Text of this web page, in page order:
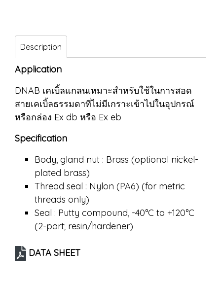
Description
Application
DNAB เคเบิ้ลแกลนเหมาะสำหรับใช้ในการสอด
สายเคเบิ้ลธรรมดาที่ไม่มีเกราะเข้าไปในอุปกรณ์
หรือกล่อง Ex db หรือ Ex eb
Specification
Body, gland nut : Brass (optional nickel-
plated brass)
Thread seal : Nylon (PA6) (for metric
threads only)
Seal : Putty compound, -40°C to +120°C
(2-part; resin/hardener)
DATA SHEET